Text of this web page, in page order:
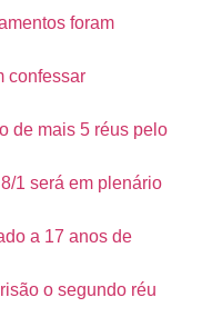
foram
confessar
de mais 5 réus pelo
1 será em plenário
a 17 anos de
o segundo réu